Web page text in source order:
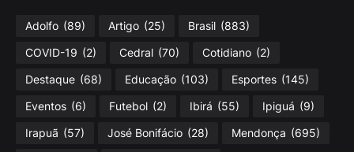
Adolfo (89) Artigo (25) Brasil (883)
COVID-19 (2) Cedral (70) Cotidiano (2)
Destaque (68) Educação (103) Esportes (145)
Eventos (6) Futebol (2) Ibirá (55) Ipiguá (9)
Irapuã (57) José Bonifácio (28) Mendonça (695)